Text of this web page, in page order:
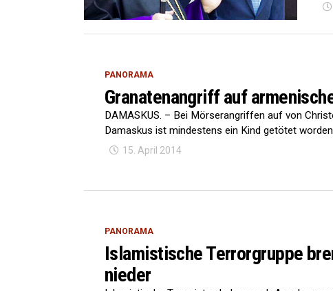
PANORAMA
Granatenangriff auf
DAMASKUS. – Bei Mörserangriffen auf von
Damaskus ist mindestens ein Kind getötet
15. April 2014
PANORAMA
Islamistische Terrorgruppe
nieder